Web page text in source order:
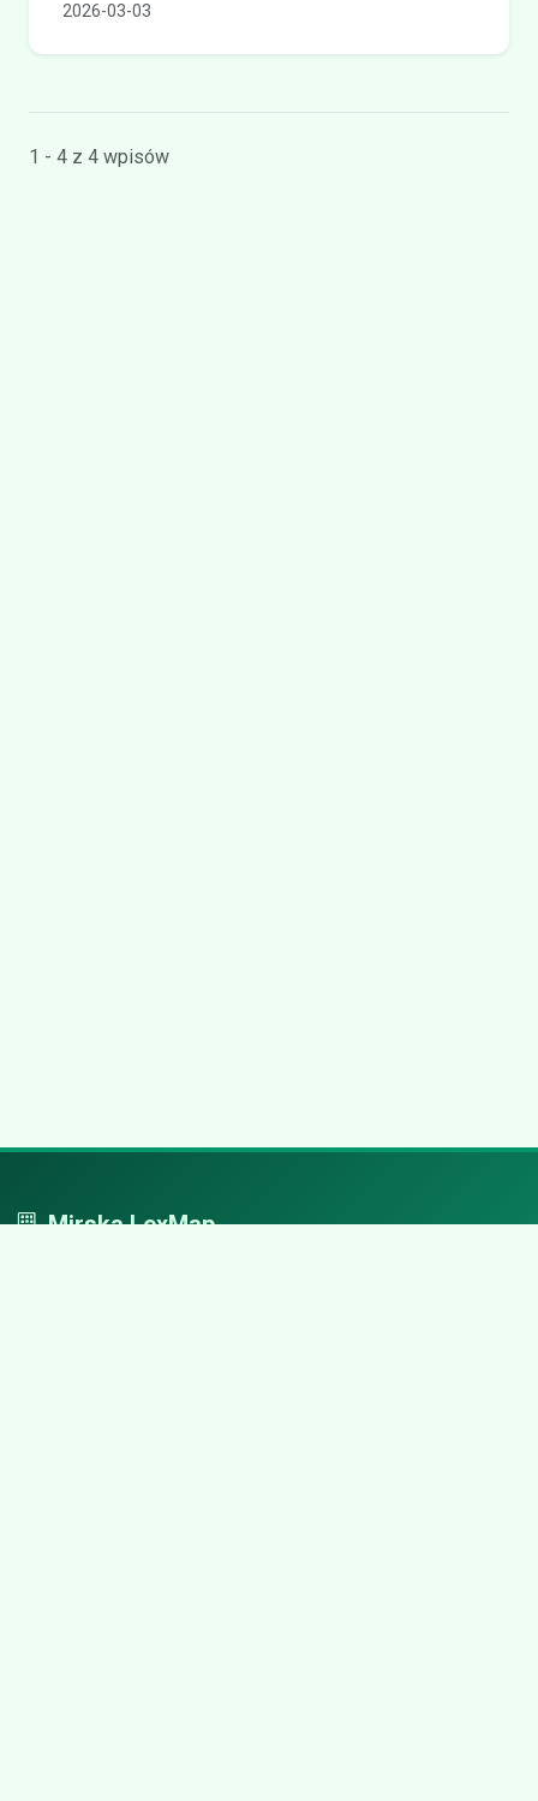
2026-03-03
1 - 4 z 4 wpisów
Mirska LexMap